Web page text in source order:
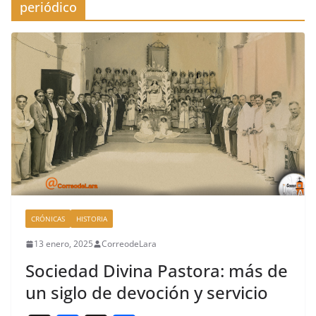
periódico
CRÓNICAS HISTORIA
13 enero, 2025 CorreodeLara
Sociedad Divina Pastora: más de
un siglo de devoción y servicio